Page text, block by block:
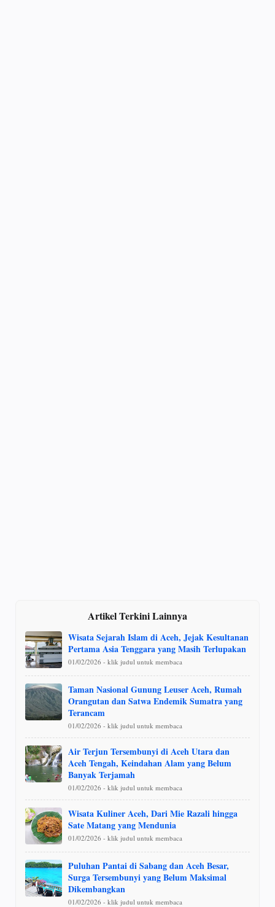
Artikel Terkini Lainnya
Wisata Sejarah Islam di Aceh, Jejak Kesultanan
Pertama Asia Tenggara yang Masih Terlupakan
01/02/2026 - klik judul untuk membaca
Taman Nasional Gunung Leuser Aceh, Rumah
Orangutan dan Satwa Endemik Sumatra yang
Terancam
01/02/2026 - klik judul untuk membaca
Air Terjun Tersembunyi di Aceh Utara dan
Aceh Tengah, Keindahan Alam yang Belum
Banyak Terjamah
01/02/2026 - klik judul untuk membaca
Wisata Kuliner Aceh, Dari Mie Razali hingga
Sate Matang yang Mendunia
01/02/2026 - klik judul untuk membaca
Puluhan Pantai di Sabang dan Aceh Besar,
Surga Tersembunyi yang Belum Maksimal
Dikembangkan
01/02/2026 - klik judul untuk membaca